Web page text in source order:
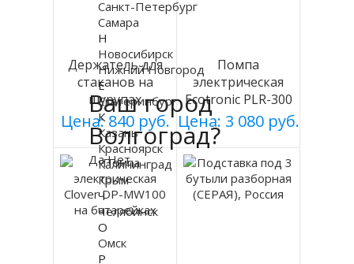
Держатель для
стаканов на
шурупах
СЕРЕБРИСТЫЙ
мод 003
Цена: 840 руб.
Помпа
электрическая
Ecotronic PLR-300
white
Цена: 3 080 руб.
Ваш город
Волгоград?
Да Нет
Санкт-Петербург
Самара
Н
Новосибирск
Нижний Новгород
Е
Екатеринбург
К
Казань
Красноярск
Калининград
Крым
Ч
Челябинск
О
Омск
Р